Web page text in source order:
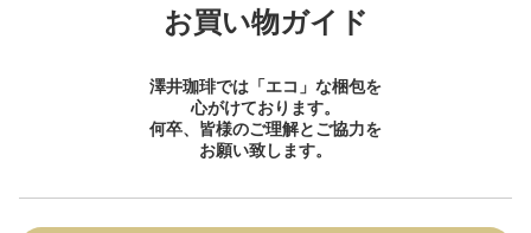
お買い物ガイド
澤井珈琲では「エコ」な梱包を
心がけております。
何卒、皆様のご理解とご協力を
お願い致します。